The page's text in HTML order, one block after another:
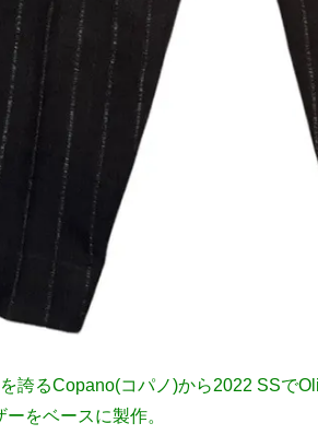
誇るCopano(コパノ)から2022 SSで
をベースに製作。